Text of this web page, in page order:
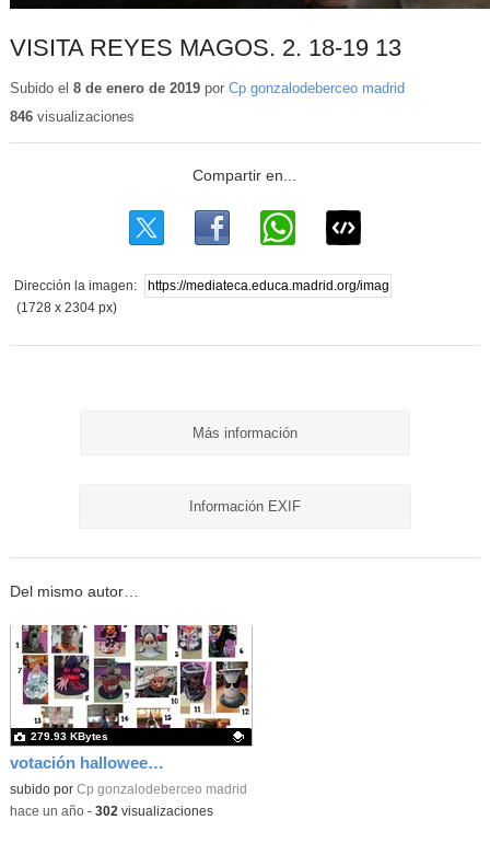
VISITA REYES MAGOS. 2. 18-19 13
Subido el 8 de enero de 2019por Cp gonzalodeberceo madrid
846visualizaciones
Dirección la imagen:
(1728 x 2304 px)
Más información
Información EXIF
Del mismo autor…
votación halloween 2024
Contenido educativo.
subido por Cp gonzalodeberceo madrid
279.93 KBytes
-hace un año- 302 visualizaciones